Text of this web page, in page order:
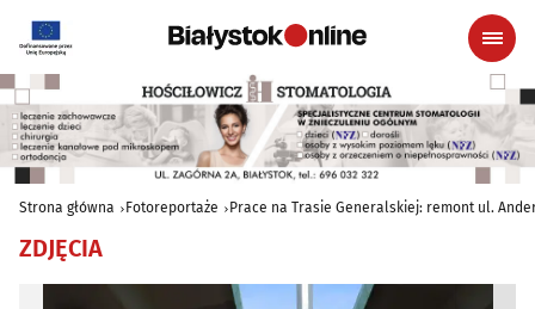
Strona główna Fotoreportaże Prace na Trasie Generalskiej: remont ul.
ZDJĘCIA